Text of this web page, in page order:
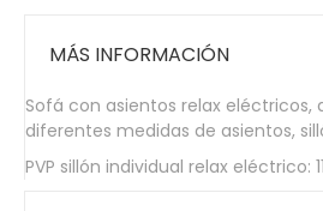
MÁS INFORMACIÓN
Sofá con asientos relax eléctricos,
diferentes medidas de asientos,
PVP sillón individual relax eléctrico: